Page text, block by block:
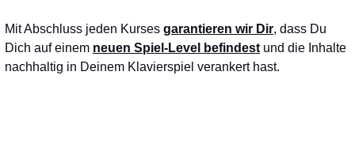
Mit Abschluss jeden Kurses garantieren wir Dir, dass Du
Dich auf einem neuen Spiel-Level befindest und die Inhalte
nachhaltig in Deinem Klavierspiel verankert hast.